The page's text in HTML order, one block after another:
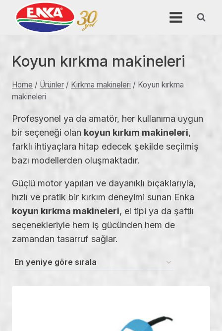
content
Koyun kırkma makineleri
Home / Ürünler / Kırkma makineleri / Koyun kırkma
makineleri
Profesyonel ya da amatör, her kullanıma uygun
bir seçeneği olan koyun kırkım makineleri,
farklı ihtiyaçlara hitap edecek şekilde seçilmiş
bazı modellerden oluşmaktadır.
Güçlü motor yapıları ve dayanıklı bıçaklarıyla,
hızlı ve pratik bir kırkım deneyimi sunan Enka
koyun kırkma makineleri, el tipi ya da şaftlı
seçenekleriyle hem iş gücünden hem de
zamandan tasarruf sağlar.